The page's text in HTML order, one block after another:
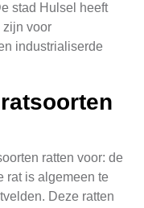
stad Hulsel heeft
voor
industrialiserde
ratten voor: de
rat is algemeen te
Deze ratten